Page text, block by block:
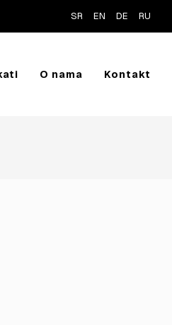
SR EN DE RU
O nama Kontakt